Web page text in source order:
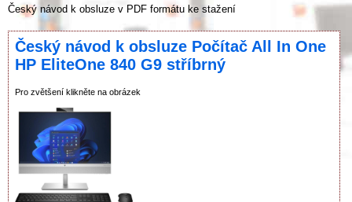
Český návod k obsluze v PDF formátu ke stažení
Český návod k obsluze Počítač All In One
HP EliteOne 840 G9 stříbrný
Pro zvětšení klikněte na obrázek